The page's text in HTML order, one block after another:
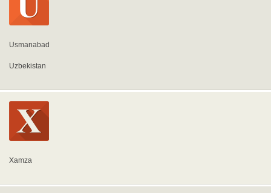
Usmanabad
Uzbekistan
Xamza